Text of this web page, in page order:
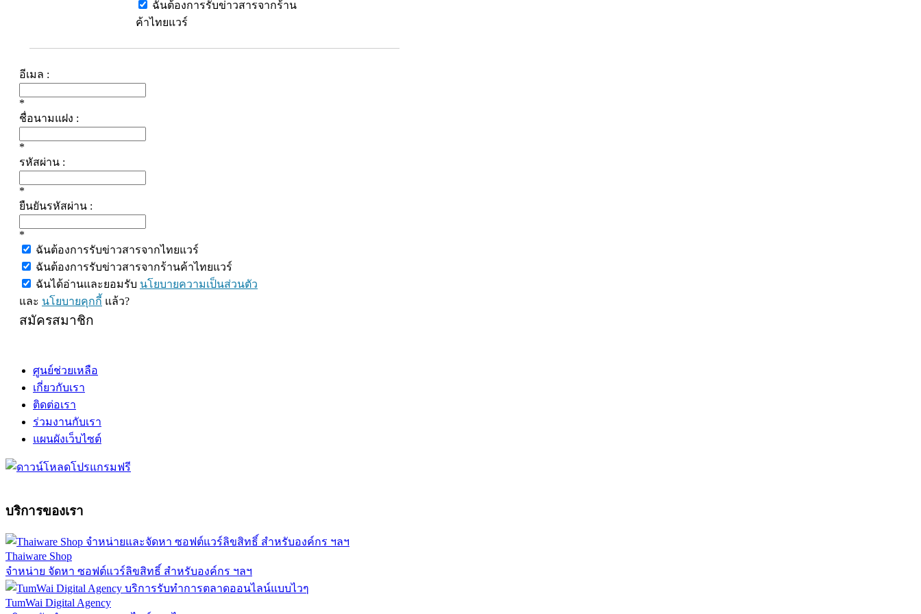
ฉันต้องการรับข่าวสารจากร้าน
ค้าไทยแวร์
อีเมล :
*
ชื่อนามแฝง :
*
รหัสผ่าน :
*
ยืนยันรหัสผ่าน :
*
ฉันต้องการรับข่าวสารจากไทยแวร์
ฉันต้องการรับข่าวสารจากร้านค้าไทยแวร์
ฉันได้อ่านและยอมรับ นโยบายความเป็นส่วนตัว
และ นโยบายคุกกี้ แล้ว?
สมัครสมาชิก
ศูนย์ช่วยเหลือ
เกี่ยวกับเรา
ติดต่อเรา
ร่วมงานกับเรา
แผนผังเว็บไซต์
บริการของเรา
Thaiware Shop
จำหน่าย จัดหา ซอฟต์แวร์ลิขสิทธิ์ สำหรับองค์กร ฯลฯ
TumWai Digital Agency